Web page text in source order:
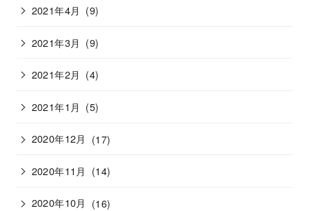
2021年4月 (9)
2021年3月 (9)
2021年2月 (4)
2021年1月 (5)
2020年12月 (17)
2020年11月 (14)
2020年10月 (16)